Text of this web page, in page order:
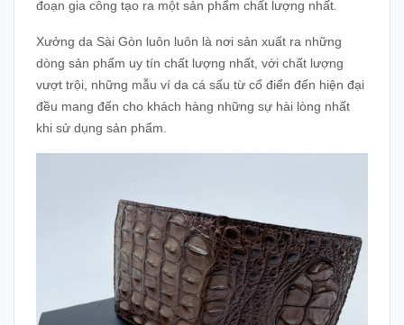
đoạn gia công tạo ra một sản phẩm chất lượng nhất.
Xưởng da Sài Gòn luôn luôn là nơi sản xuất ra những
dòng sản phẩm uy tín chất lượng nhất, với chất lượng
vượt trội, những mẫu ví da cá sấu từ cổ điển đến hiện đại
đều mang đến cho khách hàng những sự hài lòng nhất
khi sử dụng sản phẩm.